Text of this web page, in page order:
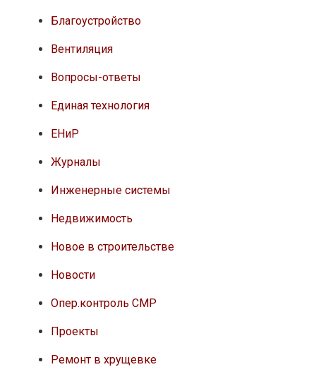
Благоустройство
Вентиляция
Вопросы-ответы
Единая технология
ЕНиР
Журналы
Инженерные системы
Недвижимость
Новое в строительстве
Новости
Опер.контроль СМР
Проекты
Ремонт в хрущевке